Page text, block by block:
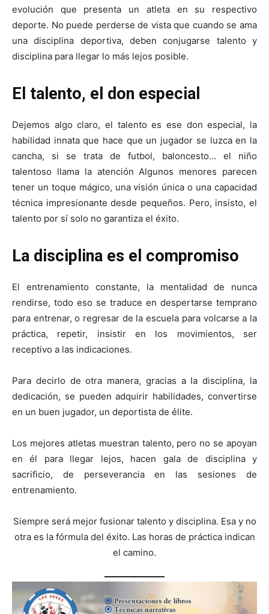
evolución que presenta un atleta en su respectivo
deporte. No puede perderse de vista que cuando se ama
una disciplina deportiva, deben conjugarse talento y
disciplina para llegar lo más lejos posible.
El talento, el don especial
Dejemos algo claro, el talento es ese don especial, la
habilidad innata que hace que un jugador se luzca en la
cancha, si se trata de futbol, baloncesto… el niño
talentoso llama la atención Algunos menores parecen
tener un toque mágico, una visión única o una capacidad
técnica impresionante desde pequeños. Pero, insisto, el
talento por sí solo no garantiza el éxito.
La disciplina es el compromiso
El entrenamiento constante, la mentalidad de nunca
rendirse, todo eso se traduce en despertarse temprano
para entrenar, o regresar de la escuela para volcarse a la
práctica, repetir, insistir en los movimientos, ser
receptivo a las indicaciones.
Para decirlo de otra manera, gracias a la disciplina, la
dedicación, se pueden adquirir habilidades, convertirse
en un buen jugador, un deportista de élite.
Los mejores atletas muestran talento, pero no se apoyan
en él para llegar lejos, hacen gala de disciplina y
sacrificio, de perseverancia en las sesiones de
entrenamiento.
Siempre será mejor fusionar talento y disciplina. Esa y no
otra es la fórmula del éxito. Las horas de práctica indican
el camino.